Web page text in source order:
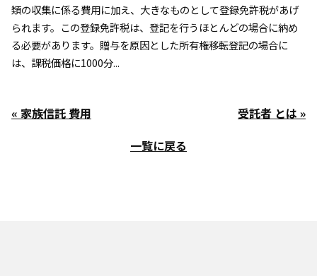
類の収集に係る費用に加え、大きなものとして登録免許税があげ
られます。この登録免許税は、登記を行うほとんどの場合に納め
る必要があります。贈与を原因とした所有権移転登記の場合に
は、課税価格に1000分...
« 家族信託 費用
受託者 とは »
一覧に戻る